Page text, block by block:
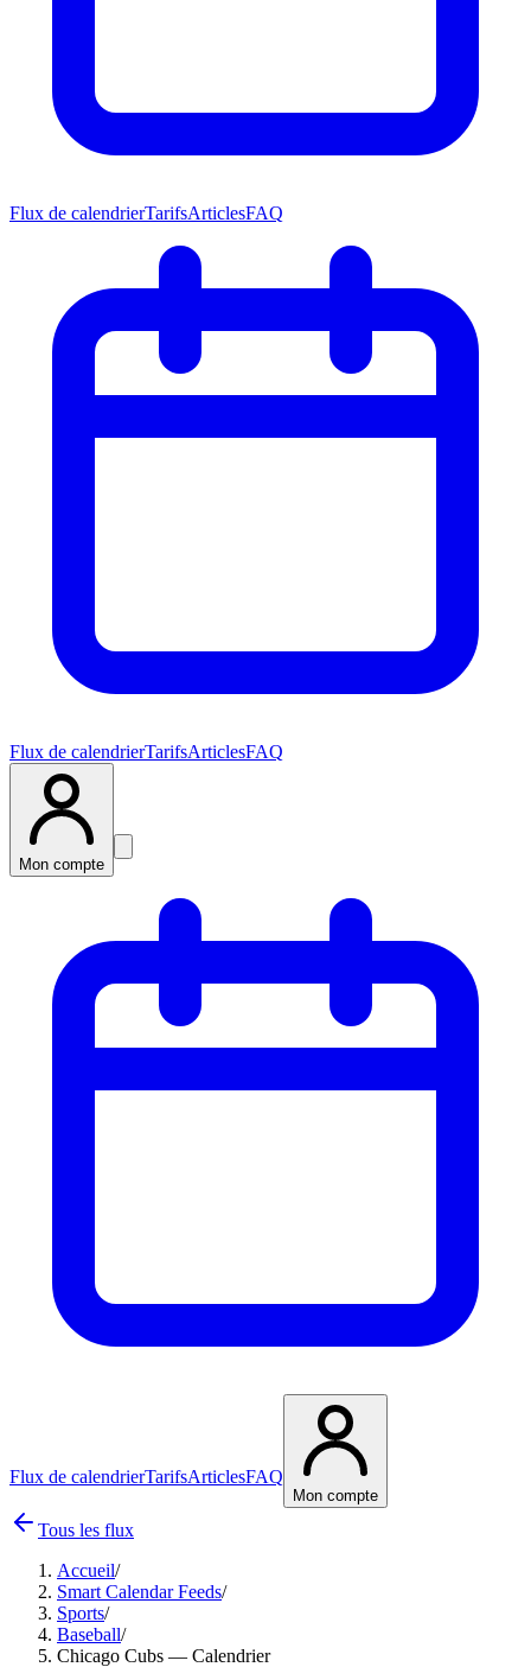
Flux de calendrierTarifsArticlesFAQ
Flux de calendrierTarifsArticlesFAQ
Mon compte
Flux de calendrierTarifsArticlesFAQ
Mon compte
Tous les flux
Accueil/
Smart Calendar Feeds/
Sports/
Baseball/
Chicago Cubs — Calendrier